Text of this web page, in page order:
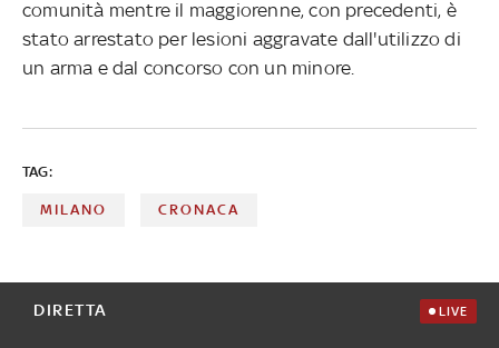
comunità mentre il maggiorenne, con precedenti, è
stato arrestato per lesioni aggravate dall'utilizzo di
un arma e dal concorso con un minore.
TAG:
MILANO CRONACA
DIRETTA LIVE